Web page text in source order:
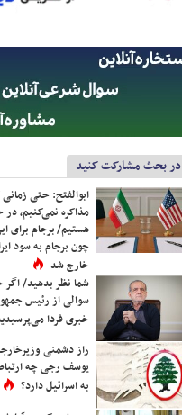
در بحث مشارکت کنید
ابوالفتح: حتی
مذاکره نمی‌کنیم، در
هستیم/ برجام برای
چون برجام به سود
خارج شد
شما نظر بدهید/ اگر
سوالی از رئیس
خبری فردا
راز دشمنی
یوسف رجی چه
به اسرائیل دارد؟